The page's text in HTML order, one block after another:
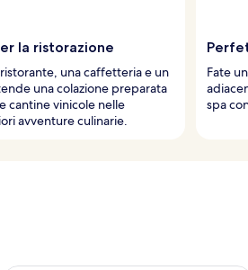
la ristorazione
una caffetteria e un
una colazione preparata
cantine vinicole nelle
avventure culinarie.
Fate
spa